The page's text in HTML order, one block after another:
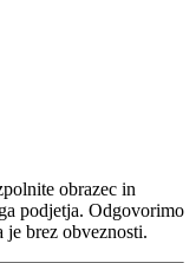
obrazec in
podjetja. Odgovorimo
je brez obveznosti.